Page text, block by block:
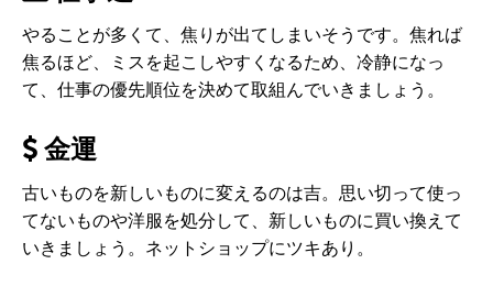
やることが多くて、焦りが出てしまいそうです。焦れば
焦るほど、ミスを起こしやすくなるため、冷静になっ
て、仕事の優先順位を決めて取組んでいきましょう。
金運
古いものを新しいものに変えるのは吉。思い切って使っ
てないものや洋服を処分して、新しいものに買い換えて
いきましょう。ネットショップにツキあり。